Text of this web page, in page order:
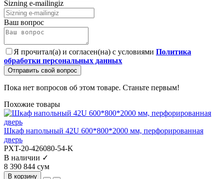
Sizning e-mailingiz
Ваш вопрос
Я прочитал(а) и согласен(на) с условиями Политика
обработки персональных данных
Отправить свой вопрос
Пока нет вопросов об этом товаре. Станьте первым!
Похожие товары
Шкаф напольный 42U 600*800*2000 мм, перфорированная
дверь
PXT-20-426080-54-K
В наличии ✓
8 390 844 сум
В корзину